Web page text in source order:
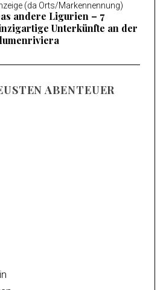
(da Orts/Markennennung)
andere Ligurien – 7
Unterkünfte an der
ABENTEUER